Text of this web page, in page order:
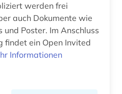
bevölkerungswissenschaft (1)
bewegungsapparat (1)
bewegungsverhalten (1)
werden frei
auch Dokumente wie
Poster. Im Anschluss
findet ein Open Invited
Informationen